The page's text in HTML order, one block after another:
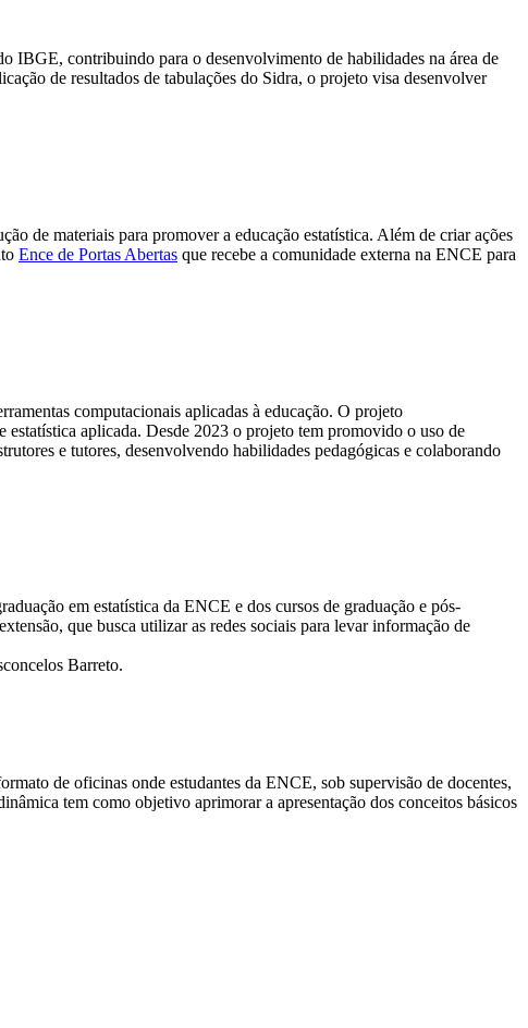
IBGE, contribuindo para o desenvolvimento de habilidades na área de
de resultados de tabulações do Sidra, o projeto visa desenvolver
de materiais para promover a educação estatística. Além de criar ações
Ence de Portas Abertas que recebe a comunidade externa na ENCE para
computacionais aplicadas à educação. O projeto
aplicada. Desde 2023 o projeto tem promovido o uso de
e tutores, desenvolvendo habilidades pedagógicas e colaborando
em estatística da ENCE e dos cursos de graduação e pós-
que busca utilizar as redes sociais para levar informação de
Barreto.
de oficinas onde estudantes da ENCE, sob supervisão de docentes,
tem como objetivo aprimorar a apresentação dos conceitos básicos